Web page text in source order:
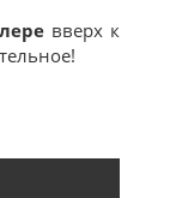
вверх к